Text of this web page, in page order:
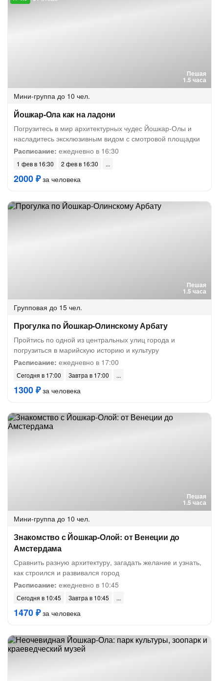
Пешая
1.5 часа
Мини-группа до 10 чел.
Йошкар-Ола как на ладони
Погрузитесь в мир архитектурных чудес Йошкар-Олы и
насладитесь эксклюзивным видом с смотровой площадки
Расписание: ежедневно в 16:30
1 фев в 16:30 2 фев в 16:30
2000 ₽за человека
Пешая
1.5 часа
Групповая до 15 чел.
Прогулка по Йошкар-Олинскому Арбату
Пройтись по одной из центральных улиц города и
погрузиться в марийскую историю и культуру
Расписание: ежедневно в 17:00
Сегодня в 17:00 Завтра в 17:00
1300 ₽за человека
Пешая
1.5 часа
Мини-группа до 10 чел.
Знакомство с Йошкар-Олой: от Венеции до
Амстердама
Сравнить разную архитектуру, загадать желание и узнать,
как строился и развивался город
Расписание: ежедневно в 10:45
Сегодня в 10:45 Завтра в 10:45
1470 ₽за человека